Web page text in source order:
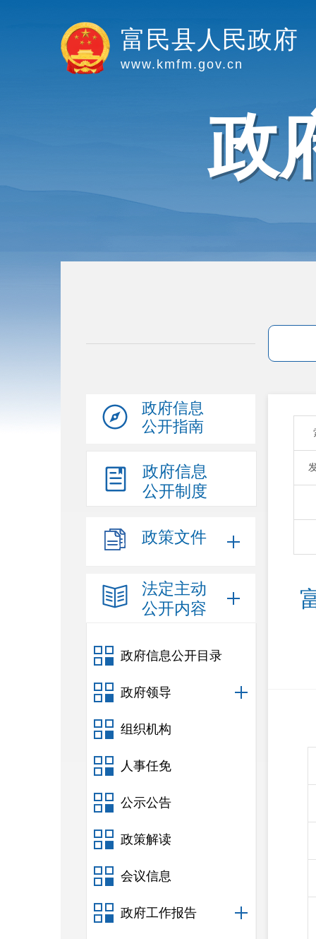
富民县人民政府
www.kmfm.gov.cn
政
政府信息
公开指南
政府信息
公开制度
政策文件
法定主动
公开内容
政府信息公开目录
政府领导
组织机构
人事任免
公示公告
政策解读
会议信息
政府工作报告